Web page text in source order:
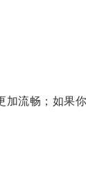
流畅；如果